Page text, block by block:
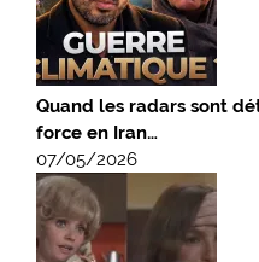
Quand les radars sont
force en Iran…
07/05/2026